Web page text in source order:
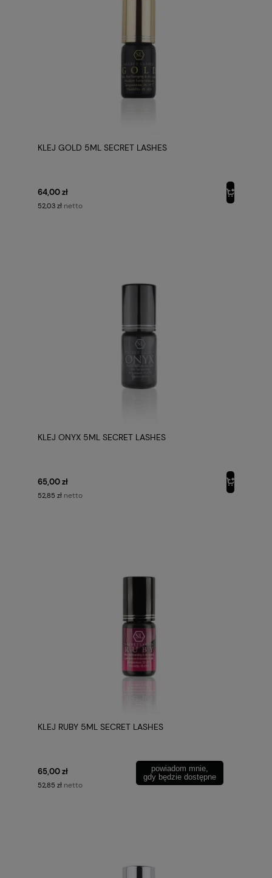
KLEJ GOLD 5ML SECRET LASHES
64,00 zł
52,03 zł netto
KLEJ ONYX 5ML SECRET LASHES
65,00 zł
52,85 zł netto
KLEJ RUBY 5ML SECRET LASHES
65,00 zł
52,85 zł netto
powiadom mnie,
gdy będzie dostępne